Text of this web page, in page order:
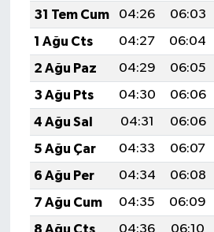
31 Tem Cum
04:26 06:03
1 Ağu Cts
04:27 06:04
2 Ağu Paz
04:29 06:05
3 Ağu Pts
04:30 06:06
4 Ağu Sal
04:31 06:06
5 Ağu Çar
04:33 06:07
6 Ağu Per
04:34 06:08
7 Ağu Cum
04:35 06:09